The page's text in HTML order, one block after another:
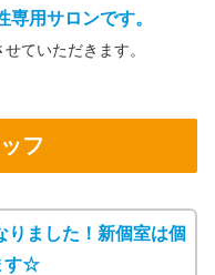
用サロンです。
せていただきます。
フ
りました！新個室は個
す☆